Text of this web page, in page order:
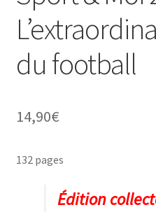
du football
14,90€
132 pages
Édition